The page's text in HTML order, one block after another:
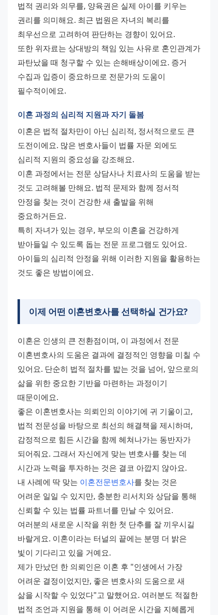
법적 권리와 의무를, 양육권은 실제 아이를 키우는
권리를 의미해요. 최근 법원은 자녀의 복리를
최우선으로 고려하여 판단하는 경향이 있어요.
또한 위자료는 상대방의 책임 있는 사유로 혼인관계가
파탄났을 때 청구할 수 있는 손해배상이에요. 증거
수집과 입증이 중요하므로 전문가의 도움이
필수적이에요.
이혼 과정의 심리적 지원과 자기 돌봄
이혼은 법적 절차만이 아닌 심리적, 정서적으로도 큰
도전이에요. 많은 변호사들이 법률 자문 외에도
심리적 지원의 중요성을 강조해요.
이혼 과정에서는 전문 상담사나 치료사의 도움을 받는
것도 고려해볼 만해요. 법적 문제와 함께 정서적
안정을 찾는 것이 건강한 새 출발을 위해
중요하거든요.
특히 자녀가 있는 경우, 부모의 이혼을 건강하게
받아들일 수 있도록 돕는 전문 프로그램도 있어요.
아이들의 심리적 안정을 위해 이러한 지원을 활용하는
것도 좋은 방법이에요.
이제 어떤 이혼변호사를 선택하실 건가요?
이혼은 인생의 큰 전환점이며, 이 과정에서 전문
이혼변호사의 도움은 결과에 결정적인 영향을 미칠 수
있어요. 단순히 법적 절차를 밟는 것을 넘어, 앞으로의
삶을 위한 중요한 기반을 마련하는 과정이기
때문이에요.
좋은 이혼변호사는 의뢰인의 이야기에 귀 기울이고,
법적 전문성을 바탕으로 최선의 해결책을 제시하며,
감정적으로 힘든 시간을 함께 헤쳐나가는 동반자가
되어줘요. 그래서 자신에게 맞는 변호사를 찾는 데
시간과 노력을 투자하는 것은 결코 아깝지 않아요.
내 사례에 딱 맞는 이혼전문변호사를 찾는 것은
어려운 일일 수 있지만, 충분한 리서치와 상담을 통해
신뢰할 수 있는 법률 파트너를 만날 수 있어요.
여러분의 새로운 시작을 위한 첫 단추를 잘 끼우시길
바랄게요. 이혼이라는 터널의 끝에는 분명 더 밝은
빛이 기다리고 있을 거예요.
제가 만났던 한 의뢰인은 이혼 후 "인생에서 가장
어려운 결정이었지만, 좋은 변호사의 도움으로 새
삶을 시작할 수 있었다"고 말했어요. 여러분도 적절한
법적 조언과 지원을 통해 이 어려운 시간을 지혜롭게